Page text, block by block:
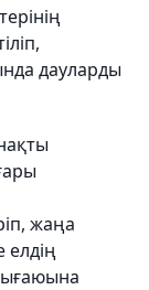
дауларды
жаңа